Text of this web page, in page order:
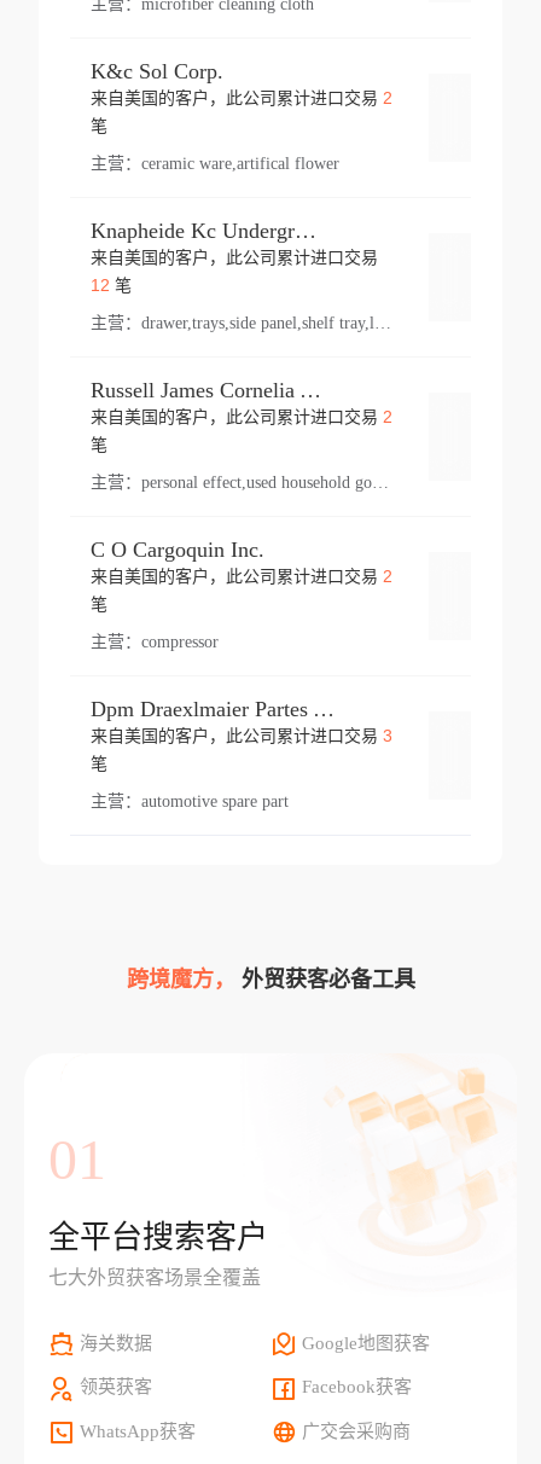
主营： microfiber cleaning cloth
K&c Sol Corp.
来自美国的客户，此公司累计进口交易 2
笔
主营： ceramic ware,artifical flower
Knapheide Kc Underground
来自美国的客户，此公司累计进口交易
12 笔
主营：
Russell James Cornelia Arlington Va
来自美国的客户，此公司累计进口交易 2
笔
主营： personal effect,used household goods
C O Cargoquin Inc.
来自美国的客户，此公司累计进口交易 2
笔
主营： compressor
Dpm Draexlmaier Partes Automotrices Corr Ind Huejotzingo
来自美国的客户，此公司累计进口交易 3
笔
主营： automotive spare part
跨境魔方， 外贸获客必备工具
01
全平台搜索客户
七大外贸获客场景全覆盖
海关数据 Google地图获客
领英获客 Facebook获客
WhatsApp获客 广交会采购商